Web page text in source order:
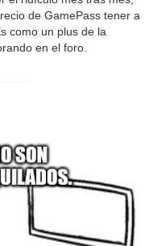
de GamePass tener a
como un plus de la
en el foro.